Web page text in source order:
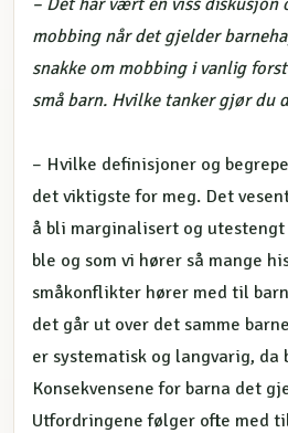
mobbing når det gjelder
snakke om mobbing i vanlig
små barn. Hvilke tanker gjør du
– Hvilke definisjoner og
det viktigste for meg. Det
å bli marginalisert og
ble og som vi hører så mange
småkonflikter hører med til
det går ut over det samme
er systematisk og langvarig,
Konsekvensene for barna det
Utfordringene følger ofte med